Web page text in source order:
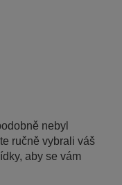
nebyl
ručně vybrali váš
aby se vám